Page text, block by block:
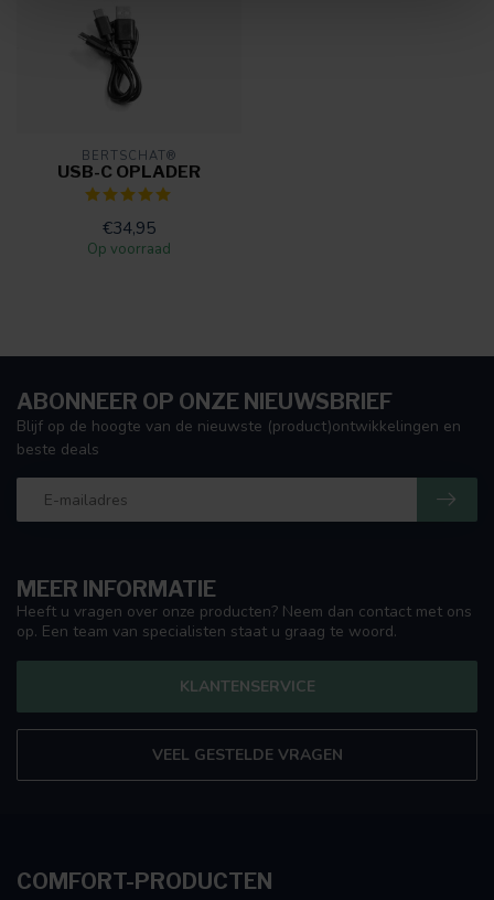
BERTSCHAT®
USB-C OPLADER
€34,95
Op voorraad
MEER INFORMATIE
Heeft u vragen over onze producten? Neem dan contact met ons
op. Een team van specialisten staat u graag te woord.
KLANTENSERVICE
VEEL GESTELDE VRAGEN
ABONNEER OP ONZE NIEUWSBRIEF
Blijf op de hoogte van de nieuwste (product)ontwikkelingen en
beste deals
COMFORT-PRODUCTEN